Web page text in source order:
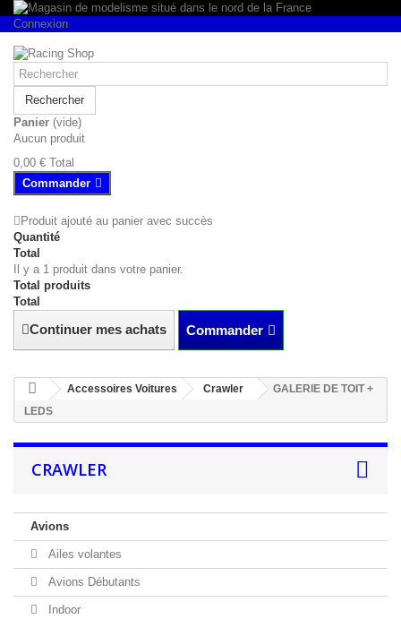
Connexion
Rechercher
Panier (vide)
Aucun produit
0,00 € Total
Commander
Produit ajouté au panier avec succès
Quantité
Total
Il y a 1 produit dans votre panier.
Total produits
Total
Continuer mes achats Commander
Accessoires Voitures Crawler
GALERIE DE TOIT +
LEDS
CRAWLER
Avions
Ailes volantes
Avions Débutants
Indoor